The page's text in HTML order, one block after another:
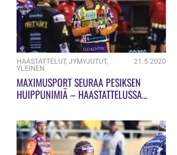
HAASTATTELUT, JYMYJUTUT,
YLEINEN
21.5.2020
MAXIMUSPORT SEURAA PESIKSEN
HUIPPUNIMIÄ – HAASTATTELUSSA